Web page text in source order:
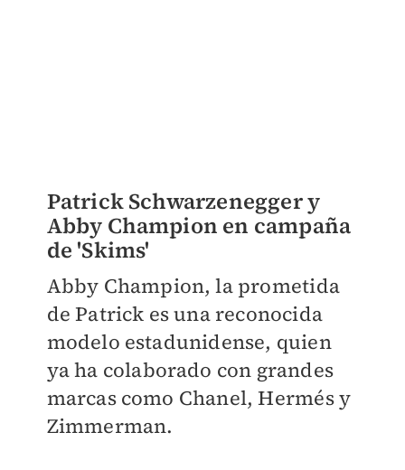
Patrick Schwarzenegger y
Abby Champion en campaña
de 'Skims'
Abby Champion, la prometida
de Patrick es una reconocida
modelo estadunidense, quien
ya ha colaborado con grandes
marcas como Chanel, Hermés y
Zimmerman.